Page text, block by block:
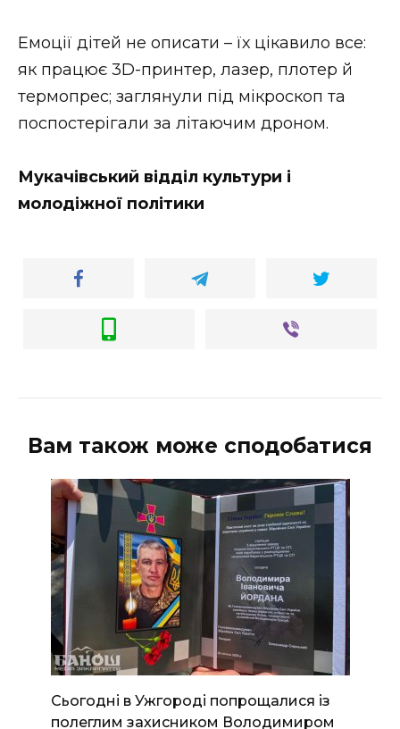
НОВИНИ ЗАХІДНОЇ УКРАЇНИ
ФОТО
Емоції дітей не описати – їх цікавило все:
як працює 3D-принтер, лазер, плотер й
термопрес; заглянули під мікроскоп та
поспостерігали за літаючим дроном.
Мукачівський відділ культури і
молодіжної політики
Вам також може сподобатися
Сьогодні в Ужгороді попрощалися із
полеглим захисником Володимиром